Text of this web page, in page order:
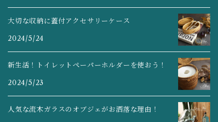
お盆・トレイ
カトラリー入れ・調味料入れ
ドア・扉
鏡・ミラー
かごバッグ
ゴミ箱
大切な収納に蓋付アクセサリーケース
2024/5/24
新生活！トイレットペーパーホルダーを使おう！
2024/5/23
人気な流木ガラスのオブジェがお洒落な理由！